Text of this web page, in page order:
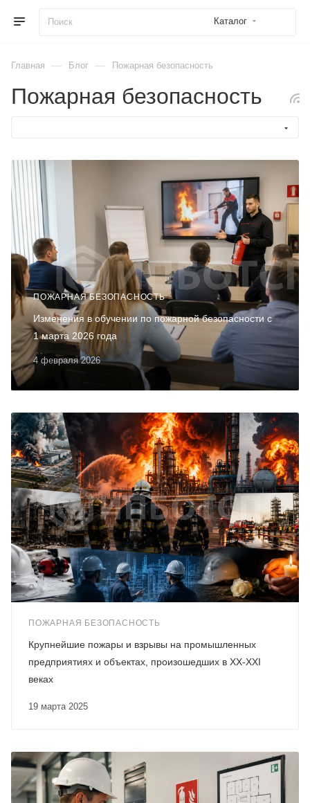
Каталог
Главная — Блог — Пожарная безопасность
Пожарная безопасность
ПОЖАРНАЯ БЕЗОПАСНОСТЬ
4 февраля 2026
Изменения в обучении по пожарной безопасности с
1 марта 2026 года
ПОЖАРНАЯ БЕЗОПАСНОСТЬ
19 марта 2025
Крупнейшие пожары и взрывы на промышленных
предприятиях и объектах, произошедших в XX-XXI
веках